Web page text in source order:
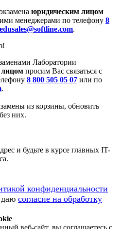
юридическим лицом
менеджерами по телефону 8
edusales@softline.com.
Лаборатории
просим Вас связаться с
8 800 505 05 07 или по
.
из корзины, обновить
них.
и будьте в курсе главных IT-
конфиденциальности
согласие на обработку